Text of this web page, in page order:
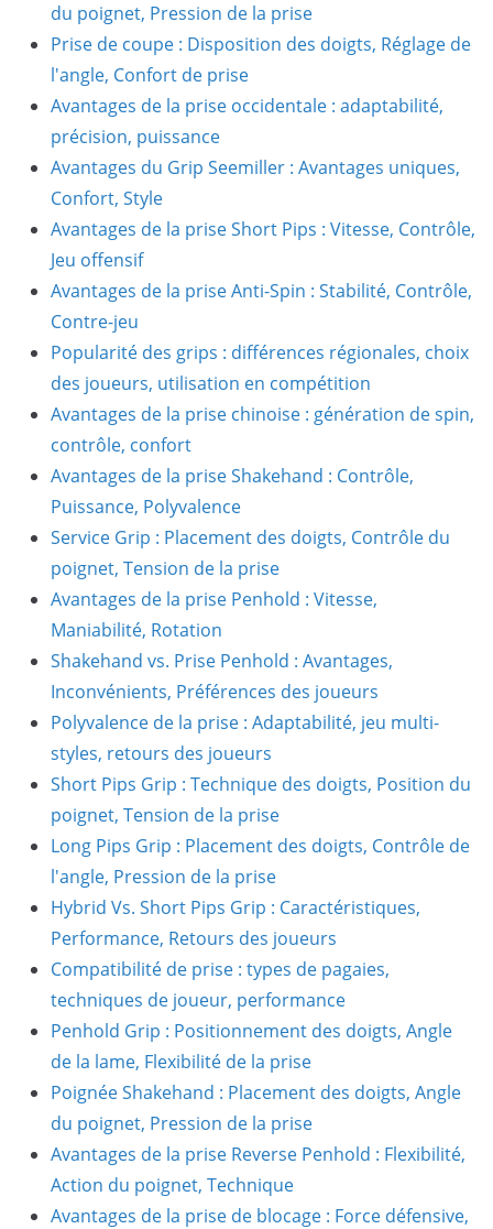
du poignet, Pression de la prise
Prise de coupe : Disposition des doigts, Réglage de
l'angle, Confort de prise
Avantages de la prise occidentale : adaptabilité,
précision, puissance
Avantages du Grip Seemiller : Avantages uniques,
Confort, Style
Avantages de la prise Short Pips : Vitesse, Contrôle,
Jeu offensif
Avantages de la prise Anti-Spin : Stabilité, Contrôle,
Contre-jeu
Popularité des grips : différences régionales, choix
des joueurs, utilisation en compétition
Avantages de la prise chinoise : génération de spin,
contrôle, confort
Avantages de la prise Shakehand : Contrôle,
Puissance, Polyvalence
Service Grip : Placement des doigts, Contrôle du
poignet, Tension de la prise
Avantages de la prise Penhold : Vitesse,
Maniabilité, Rotation
Shakehand vs. Prise Penhold : Avantages,
Inconvénients, Préférences des joueurs
Polyvalence de la prise : Adaptabilité, jeu multi-
styles, retours des joueurs
Short Pips Grip : Technique des doigts, Position du
poignet, Tension de la prise
Long Pips Grip : Placement des doigts, Contrôle de
l'angle, Pression de la prise
Hybrid Vs. Short Pips Grip : Caractéristiques,
Performance, Retours des joueurs
Compatibilité de prise : types de pagaies,
techniques de joueur, performance
Penhold Grip : Positionnement des doigts, Angle
de la lame, Flexibilité de la prise
Poignée Shakehand : Placement des doigts, Angle
du poignet, Pression de la prise
Avantages de la prise Reverse Penhold : Flexibilité,
Action du poignet, Technique
Avantages de la prise de blocage : Force défensive,